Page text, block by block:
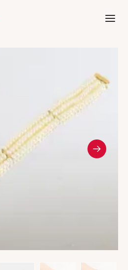
Aller à l'accueil de Crédit Municipal